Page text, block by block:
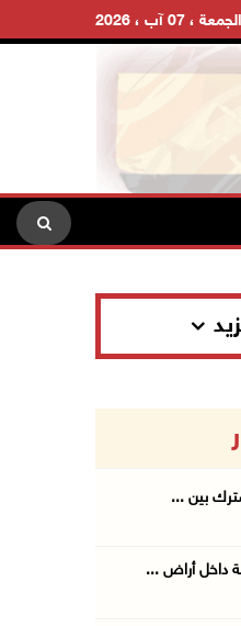
الجمعة ، 07 آب ، 2026
العام محافظة
بين ...